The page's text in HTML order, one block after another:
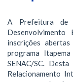
A Prefeitura de
Desenvolvimento
inscrições
programa
SENAC/SC.
Relacionamento